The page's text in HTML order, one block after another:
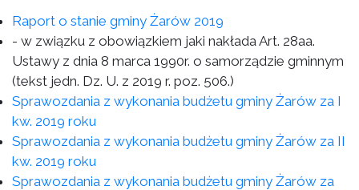
Raport o stanie gminy Żarów 2019
- w związku z obowiązkiem jaki nakłada Art. 28aa.
Ustawy z dnia 8 marca 1990r. o samorządzie gminnym
(tekst jedn. Dz. U. z 2019 r. poz. 506.)
Sprawozdania z wykonania budżetu gminy Żarów za I
kw. 2019 roku
Sprawozdania z wykonania budżetu gminy Żarów za II
kw. 2019 roku
Sprawozdania z wykonania budżetu gminy Żarów za